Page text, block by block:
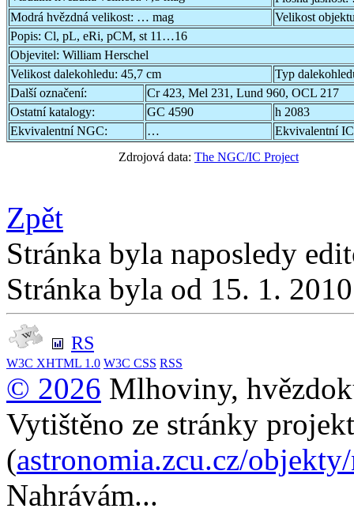
Modrá hvězdná velikost: … mag
Velikost
Popis: Cl, pL, eRi, pCM, st 11…16
Objevitel: William Herschel
Velikost dalekohledu: 45,7 cm
Typ
Další označení:
Cr 423, Mel 231, Lund 960, OCL 217
Ostatní katalogy:
GC 4590
h 2083
Ekvivalentní NGC:
…
Ekvivalentní
Zdrojová data: The NGC/IC Project
Zpět
Stránka byla naposledy
Stránka byla od 15. 1.
RS
W3C XHTML 1.0 W3C CSS RSS
© 2026 Mlhoviny,
Vytištěno ze stránky
(astronomia.zcu.cz/
Nahrávám...